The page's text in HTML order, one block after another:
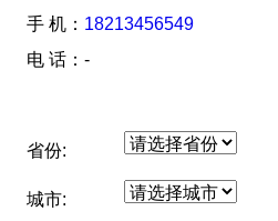
手 机： 18213456549
电 话：-
省份:
城市: